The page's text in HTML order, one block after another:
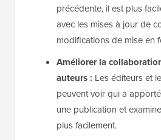
précédente, il est plus
avec les mises à jour de
modifications de mise en
Améliorer la
auteurs : Les éditeurs et
peuvent voir qui a
une publication et
plus facilement.